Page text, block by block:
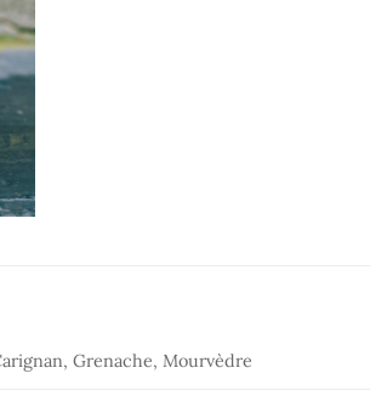
Grenache, Mourvèdre